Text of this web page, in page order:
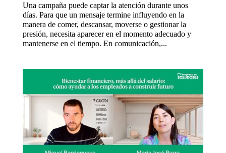
Una campaña puede captar la atención durante unos
días. Para que un mensaje termine influyendo en la
manera de comer, descansar, moverse o gestionar la
presión, necesita aparecer en el momento adecuado y
mantenerse en el tiempo. En comunicación,...